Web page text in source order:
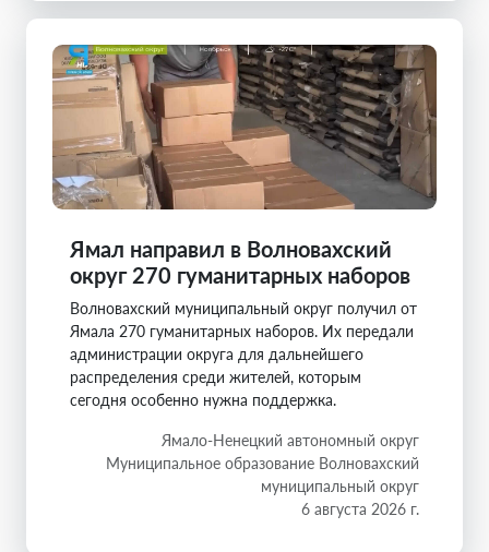
Ямал направил в Волновахский
округ 270 гуманитарных наборов
Волновахский муниципальный округ получил от
Ямала 270 гуманитарных наборов. Их передали
администрации округа для дальнейшего
распределения среди жителей, которым
сегодня особенно нужна поддержка.
Ямало-Ненецкий автономный округ
Муниципальное образование Волновахский
муниципальный округ
6 августа 2026 г.